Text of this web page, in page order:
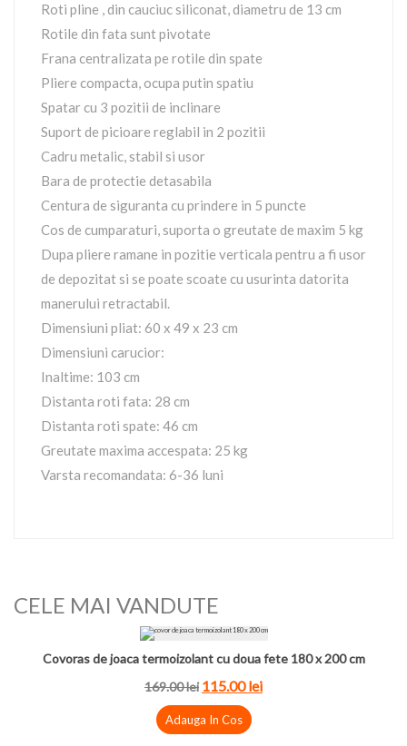
Roti pline , din cauciuc siliconat, diametru de 13 cm
Rotile din fata sunt pivotate
Frana centralizata pe rotile din spate
Pliere compacta, ocupa putin spatiu
Spatar cu 3 pozitii de inclinare
Suport de picioare reglabil in 2 pozitii
Cadru metalic, stabil si usor
Bara de protectie detasabila
Centura de siguranta cu prindere in 5 puncte
Cos de cumparaturi, suporta o greutate de maxim 5 kg
Dupa pliere ramane in pozitie verticala pentru a fi usor
de depozitat si se poate scoate cu usurinta datorita
manerului retractabil.
Dimensiuni pliat: 60 x 49 x 23 cm
Dimensiuni carucior:
Inaltime: 103 cm
Distanta roti fata: 28 cm
Distanta roti spate: 46 cm
Greutate maxima accespata: 25 kg
Varsta recomandata: 6-36 luni
CELE MAI VANDUTE
Covoras de joaca termoizolant cu doua fete 180 x 200 cm
169.00lei 115.00lei
Adauga In Cos